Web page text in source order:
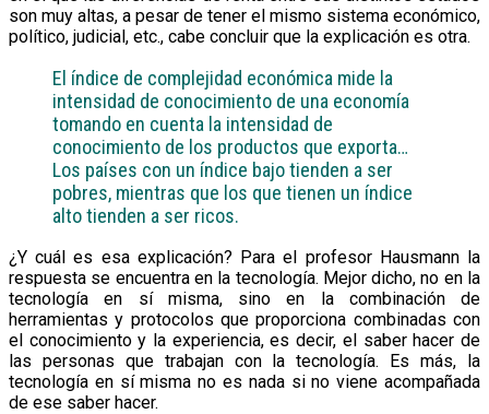
son muy altas, a pesar de tener el mismo sistema económico,
político, judicial, etc., cabe concluir que la explicación es otra.
El índice de complejidad económica mide la
intensidad de conocimiento de una economía
tomando en cuenta la intensidad de
conocimiento de los productos que exporta…
Los países con un índice bajo tienden a ser
pobres, mientras que los que tienen un índice
alto tienden a ser ricos.
¿Y cuál es esa explicación? Para el profesor Hausmann la
respuesta se encuentra en la tecnología. Mejor dicho, no en la
tecnología en sí misma, sino en la combinación de
herramientas y protocolos que proporciona combinadas con
el conocimiento y la experiencia, es decir, el saber hacer de
las personas que trabajan con la tecnología. Es más, la
tecnología en sí misma no es nada si no viene acompañada
de ese saber hacer.